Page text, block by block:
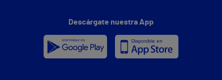
Descárgate nuestra App